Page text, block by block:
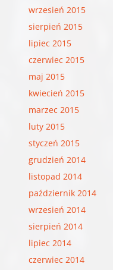
wrzesień 2015
sierpień 2015
lipiec 2015
czerwiec 2015
maj 2015
kwiecień 2015
marzec 2015
luty 2015
styczeń 2015
grudzień 2014
listopad 2014
październik 2014
wrzesień 2014
sierpień 2014
lipiec 2014
czerwiec 2014